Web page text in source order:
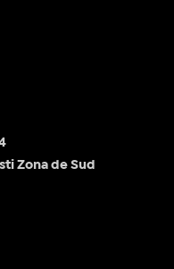
Zona de Sud